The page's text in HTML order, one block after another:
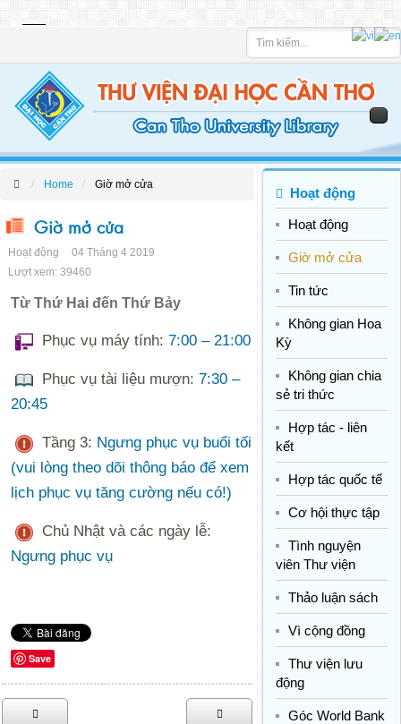
Home Giờ mở cửa
Giờ mở cửa
Hoạt động
04 Tháng 4 2019
Lượt xem: 39460
Từ Thứ Hai đến Thứ Bảy
Phục vụ máy tính: 7:00 – 21:00
Phục vụ tài liệu mượn: 7:30 –
20:45
Tầng 3: Ngưng phục vụ buổi tối
(vui lòng theo dõi thông báo để xem
lịch phục vụ tăng cường nếu có!)
Chủ Nhật và các ngày lễ:
Ngưng phục vụ
Save
Hoạt động
Hoạt động
Giờ mở cửa
Tin tức
Không gian Hoa
Kỳ
Không gian chia
sẻ tri thức
Hợp tác - liên
kết
Hợp tác quốc tế
Cơ hội thực tập
Tình nguyện
viên Thư viện
Thảo luận sách
Vì cộng đồng
Thư viện lưu
động
Góc World Bank